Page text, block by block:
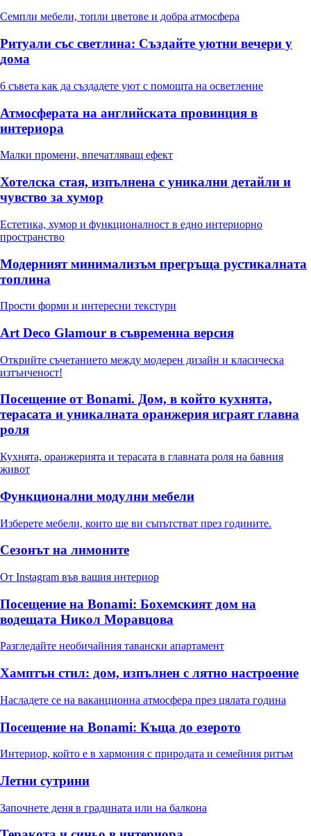
Семпли мебели, топли цветове и добра атмосфера
Ритуали със светлина: Създайте уютни вечери у
дома
6 съвета как да създадете уют с помощта на осветление
Атмосферата на английската провинция в
интериора
Малки промени, впечатляващ ефект
Хотелска стая, изпълнена с уникални детайли и
чувство за хумор
Естетика, хумор и функционалност в едно интериорно
пространство
Модерният минимализъм прегръща рустикалната
топлина
Прости форми и интересни текстури
Art Deco Glamour в съвременна версия
Открийте съчетанието между модерен дизайн и класическа
изтънченост!
Посещение от Bonami. Дом, в който кухнята,
терасата и уникалната оранжерия играят главна
роля
Кухнята, оранжерията и терасата в главната роля на бавния
живот
Функционални модулни мебели
Изберете мебели, които ще ви съпътстват през годините.
Сезонът на лимоните
От Instagram във вашия интериор
Посещение на Bonami: Бохемският дом на
водещата Никол Моравцова
Разгледайте необичайния тавански апартамент
Хамптън стил: дом, изпълнен с лятно настроение
Насладете се на ваканционна атмосфера през цялата година
Посещение на Bonami: Къща до езерото
Интериор, който е в хармония с природата и семейния ритъм
Летни сутрини
Започнете деня в градината или на балкона